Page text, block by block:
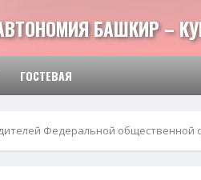
БАШКИР –
ГОСТЕВАЯ
Федеральной общественной